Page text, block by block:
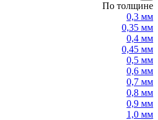
По толщине
0,3 мм
0,35 мм
0,4 мм
0,45 мм
0,5 мм
0,6 мм
0,7 мм
0,8 мм
0,9 мм
1,0 мм